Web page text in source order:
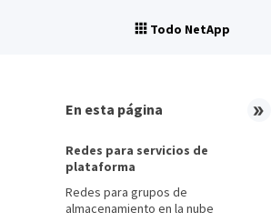
Todo NetApp
En esta página
Redes para servicios de
plataforma
Redes para grupos de
almacenamiento en la nube